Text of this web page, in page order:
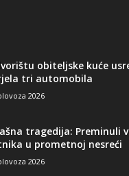
obiteljske kuće
tri automobila
2026
tragedija: Preminuli
u prometnoj nesreći
2026